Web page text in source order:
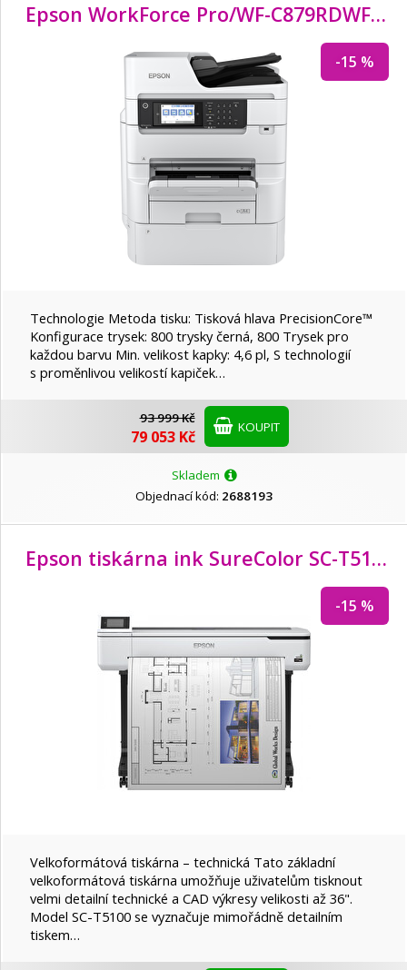
Epson WorkForce Pro/WF-C879RDWF/
-15 %
Technologie Metoda tisku: Tisková hlava PrecisionCore™
Konfigurace trysek: 800 trysky černá, 800 Trysek pro
každou barvu Min. velikost kapky: 4,6 pl, S technologií
s proměnlivou velikostí kapiček…
93 999 Kč
79 053 Kč KOUPIT
Skladem
Objednací kód: 2688193
Epson tiskárna ink SureColor SC-T5100 ,(4ink, 2400x1200 dpi, A3+ , USB ,LAN ,WIFI)
-15 %
Velkoformátová tiskárna – technická Tato základní
velkoformátová tiskárna umožňuje uživatelům tisknout
velmi detailní technické a CAD výkresy velikosti až 36".
Model SC-T5100 se vyznačuje mimořádně detailním
tiskem…